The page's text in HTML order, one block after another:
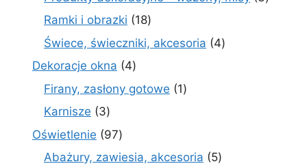
Ramki i obrazki 1818
produktów
Świece, świeczniki, akcesoria 44
Dekoracje okna 44
produkty
Firany, zasłony gotowe 11
Karnisze 33
produkty
Oświetlenie 9797
produktów
Abażury, zawiesia, akcesoria 55